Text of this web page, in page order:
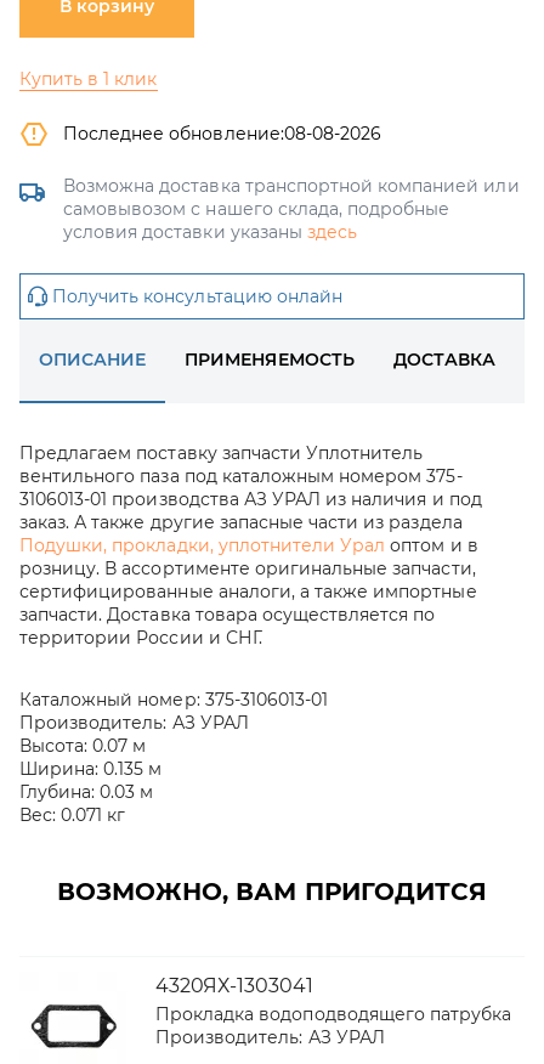
В корзину
Купить в 1 клик
Последнее обновление:08-08-2026
Возможна доставка транспортной компанией или
самовывозом с нашего склада, подробные
условия доставки указаны здесь
Получить консультацию онлайн
ОПИСАНИЕ ПРИМЕНЯЕМОСТЬ ДОСТАВКА
Предлагаем поставку запчасти Уплотнитель
вентильного паза под каталожным номером 375-
3106013-01 производства АЗ УРАЛ из наличия и под
заказ. А также другие запасные части из раздела
Подушки, прокладки, уплотнители Урал оптом и в
розницу. В ассортименте оригинальные запчасти,
сертифицированные аналоги, а также импортные
запчасти. Доставка товара осуществляется по
территории России и СНГ.
Каталожный номер: 375-3106013-01
Производитель: АЗ УРАЛ
Высота: 0.07 м
Ширина: 0.135 м
Глубина: 0.03 м
Вес: 0.071 кг
ВОЗМОЖНО, ВАМ ПРИГОДИТСЯ
4320ЯХ-1303041
Прокладка водоподводящего патрубка
Производитель: АЗ УРАЛ